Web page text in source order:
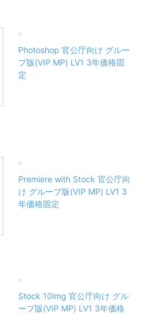
Photoshop 官公庁向け グルー
プ版(VIP MP) LV1 3年価格固
定
Premiere with Stock 官公庁向
け グループ版(VIP MP) LV1 3
年価格固定
Stock 10img 官公庁向け グル
ープ版(VIP MP) LV1 3年価格